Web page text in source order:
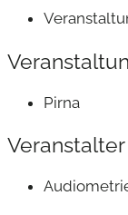
Pirna
Veranstalter